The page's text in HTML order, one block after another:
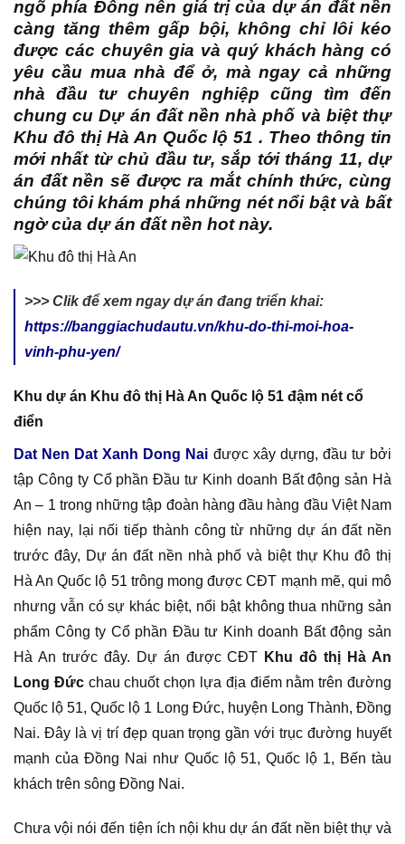
ngõ phía Đông nên giá trị của dự án đất nền
càng tăng thêm gấp bội, không chỉ lôi kéo
được các chuyên gia và quý khách hàng có
yêu cầu mua nhà để ở, mà ngay cả những
nhà đầu tư chuyên nghiệp cũng tìm đến
chung cu Dự án đất nền nhà phố và biệt thự
Khu đô thị Hà An Quốc lộ 51 . Theo thông tin
mới nhất từ chủ đầu tư, sắp tới tháng 11, dự
án đất nền sẽ được ra mắt chính thức, cùng
chúng tôi khám phá những nét nổi bật và bất
ngờ của dự án đất nền hot này.
>>> Clik để xem ngay dự án đang triển khai:
https://banggiachudautu.vn/khu-do-thi-moi-hoa-
vinh-phu-yen/
Khu dự án Khu đô thị Hà An Quốc lộ 51 đậm nét cổ
điển
Dat Nen Dat Xanh Dong Nai được xây dựng, đầu tư bởi
tập Công ty Cổ phần Đầu tư Kinh doanh Bất động sản Hà
An – 1 trong những tập đoàn hàng đầu hàng đầu Việt Nam
hiện nay, lại nối tiếp thành công từ những dự án đất nền
trước đây, Dự án đất nền nhà phố và biệt thự Khu đô thị
Hà An Quốc lộ 51 trông mong được CĐT mạnh mẽ, qui mô
nhưng vẫn có sự khác biệt, nổi bật không thua những sản
phẩm Công ty Cổ phần Đầu tư Kinh doanh Bất động sản
Hà An trước đây. Dự án được CĐT Khu đô thị Hà An
Long Đứcchau chuốt chọn lựa địa điểm nằm trên đường
Quốc lộ 51, Quốc lộ 1 Long Đức, huyện Long Thành, Đồng
Nai. Đây là vị trí đẹp quan trọng gần với trục đường huyết
mạnh của Đồng Nai như Quốc lộ 51, Quốc lộ 1, Bến tàu
khách trên sông Đồng Nai.
Chưa vội nói đến tiện ích nội khu dự án đất nền biệt thự và